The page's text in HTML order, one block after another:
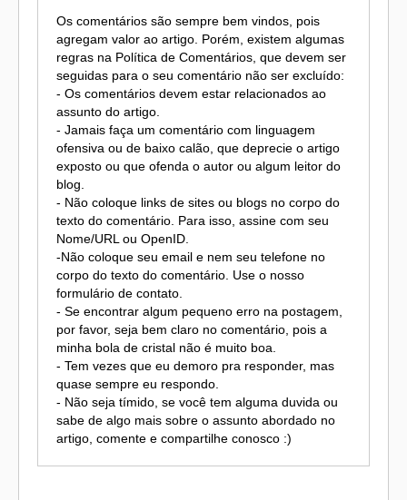
Os comentários são sempre bem vindos, pois
agregam valor ao artigo. Porém, existem algumas
regras na Política de Comentários, que devem ser
seguidas para o seu comentário não ser excluído:
- Os comentários devem estar relacionados ao
assunto do artigo.
- Jamais faça um comentário com linguagem
ofensiva ou de baixo calão, que deprecie o artigo
exposto ou que ofenda o autor ou algum leitor do
blog.
- Não coloque links de sites ou blogs no corpo do
texto do comentário. Para isso, assine com seu
Nome/URL ou OpenID.
-Não coloque seu email e nem seu telefone no
corpo do texto do comentário. Use o nosso
formulário de contato.
- Se encontrar algum pequeno erro na postagem,
por favor, seja bem claro no comentário, pois a
minha bola de cristal não é muito boa.
- Tem vezes que eu demoro pra responder, mas
quase sempre eu respondo.
- Não seja tímido, se você tem alguma duvida ou
sabe de algo mais sobre o assunto abordado no
artigo, comente e compartilhe conosco :)